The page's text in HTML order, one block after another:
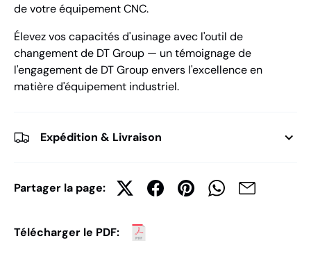
de votre équipement CNC.
Élevez vos capacités d'usinage avec l'outil de
changement de DT Group — un témoignage de
l'engagement de DT Group envers l'excellence en
matière d'équipement industriel.
Expédition & Livraison
Partager la page:
Télécharger le PDF: